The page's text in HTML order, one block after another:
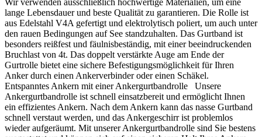
Wir verwenden ausschließlich hochwertige Materialien, um eine
lange Lebensdauer und beste Qualität zu garantieren. Die Rolle ist
aus Edelstahl V4A gefertigt und elektrolytisch poliert, um auch unter
den rauen Bedingungen auf See standzuhalten. Das Gurtband ist
besonders reißfest und fäulnisbeständig, mit einer beeindruckenden
Bruchlast von 4t. Das doppelt verstärkte Auge am Ende der
Gurtrolle bietet eine sichere Befestigungsmöglichkeit für Ihren
Anker durch einen Ankerverbinder oder einen Schäkel.
Entspanntes Ankern mit einer Ankergurtbandrolle Unsere
Ankergurtbandrolle ist schnell einsatzbereit und ermöglicht Ihnen
ein effizientes Ankern. Nach dem Ankern kann das nasse Gurtband
schnell verstaut werden, und das Ankergeschirr ist problemlos
wieder aufgeräumt. Mit unserer Ankergurtbandrolle sind Sie bestens